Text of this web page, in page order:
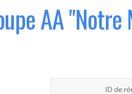
AA "Notre
ID de